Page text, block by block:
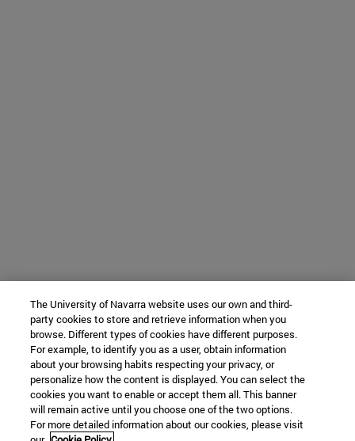
The University of Navarra website uses our own and third-
party cookies to store and retrieve information when you
browse. Different types of cookies have different purposes.
For example, to identify you as a user, obtain information
about your browsing habits respecting your privacy, or
personalize how the content is displayed. You can select the
cookies you want to enable or accept them all. This banner
will remain active until you choose one of the two options.
For more detailed information about our cookies, please visit